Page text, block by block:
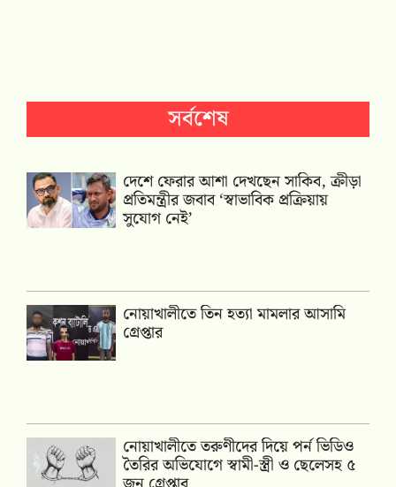
সর্বশেষ
দেশে ফেরার আশা দেখছেন সাকিব, ক্রীড়া
প্রতিমন্ত্রীর জবাব ‘স্বাভাবিক প্রক্রিয়ায়
সুযোগ নেই’
নোয়াখালীতে তিন হত্যা মামলার আসামি
গ্রেপ্তার
নোয়াখালীতে তরুণীদের দিয়ে পর্ন ভিডিও
তৈরির অভিযোগে স্বামী-স্ত্রী ও ছেলেসহ ৫